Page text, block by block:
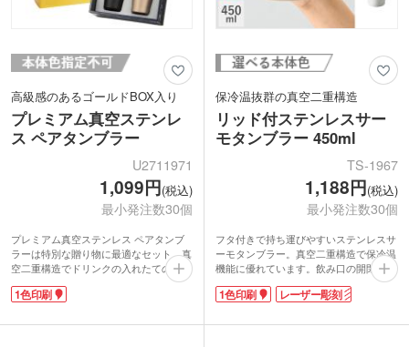
高級感のあるゴールドBOX入り
プレミアム真空ステンレ
ス ペアタンブラー
U2711971
1,099円(税込)
最小発注数30個
プレミアム真空ステンレス ペアタンブ
ラーは特別な贈り物に最適なセット。真
空二重構造でドリンクの入れたての温度
をキープ。外側が熱くなりにくく、結露
することがないのでホットでもコールド
マットな質感のシャンパンゴールドとブ
1色印刷
保冷温抜群の真空二重構造
リッド付ステンレスサー
モタンブラー 450ml
TS-1967
1,188円(税込)
最小発注数30個
フタ付きで持ち運びやすいステンレスサ
ーモタンブラー。真空二重構造で保冷温
機能に優れています。飲み口の開閉もで
きるので、飲まない時はフタをしておく
ことができます。ドリンクホルダーとし
いでくれます。容量はたっぷり飲める約
1色印刷 レーザー彫刻